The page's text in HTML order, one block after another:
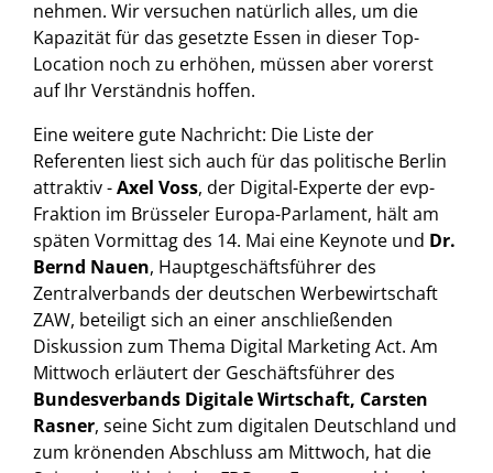
nehmen. Wir versuchen natürlich alles, um die
Kapazität für das gesetzte Essen in dieser Top-
Location noch zu erhöhen, müssen aber vorerst
auf Ihr Verständnis hoffen.
Eine weitere gute Nachricht: Die Liste der
Referenten liest sich auch für das politische Berlin
attraktiv -Axel Voss, der Digital-Experte der evp-
Fraktion im Brüsseler Europa-Parlament, hält am
späten Vormittag des 14. Mai eine Keynote und Dr.
Bernd Nauen, Hauptgeschäftsführer des
Zentralverbands der deutschen Werbewirtschaft
ZAW, beteiligt sich an einer anschließenden
Diskussion zum Thema Digital Marketing Act. Am
Mittwoch erläutert der Geschäftsführer des
Bundesverbands Digitale Wirtschaft, Carsten
Rasner, seine Sicht zum digitalen Deutschland und
zum krönenden Abschluss am Mittwoch, hat die